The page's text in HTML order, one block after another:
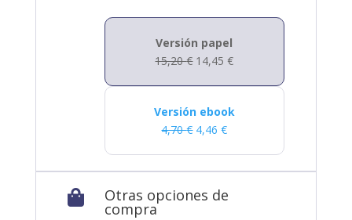
Versión papel
15,20€ 14,45€
Versión ebook
4,70€ 4,46€
 Otras opciones de
compra